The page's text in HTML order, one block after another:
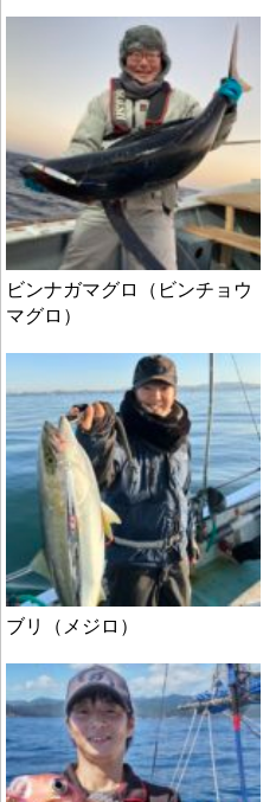
ビンナガマグロ（ビンチョウ
マグロ）
ブリ（メジロ）